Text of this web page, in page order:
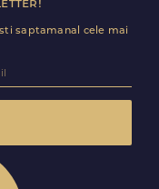
saptamanal cele mai